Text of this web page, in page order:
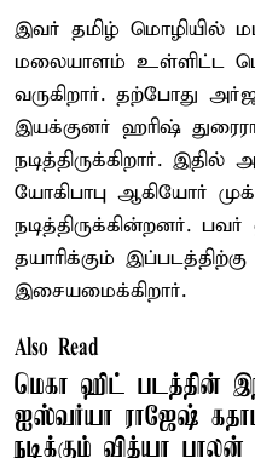
இவர் தமிழ் மொழியில்
மலையாளம் உள்ளிட்ட
வருகிறார். தற்போது
இயக்குனர் ஹரிஷ்
நடித்திருக்கிறார்.
யோகிபாபு ஆகியோர்
நடித்திருக்கின்றனர்.
தயாரிக்கும்
இசையமைக்கிறார்.
Also Read
மெகா ஹிட் படத்தின்
ஐஸ்வர்யா ராஜேஷ்
நடிக்கும் வித்யா பாலன்